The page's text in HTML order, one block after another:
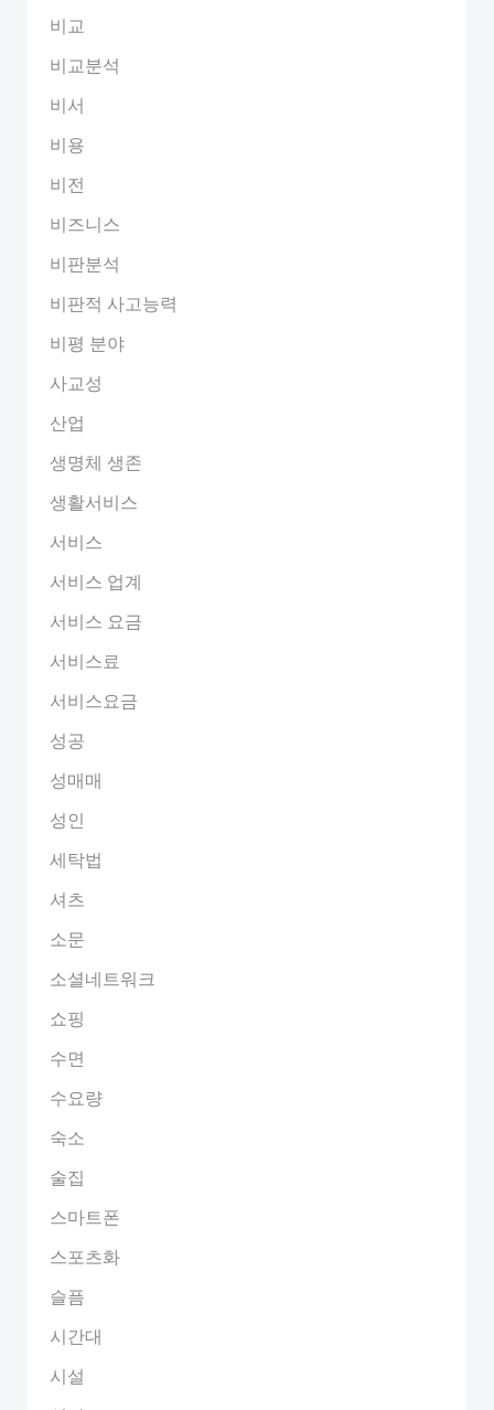
비교
비교분석
비서
비용
비전
비즈니스
비판분석
비판적 사고능력
비평 분야
사교성
산업
생명체 생존
생활서비스
서비스
서비스 업계
서비스 요금
서비스료
서비스요금
성공
성매매
성인
세탁법
셔츠
소문
소셜네트워크
쇼핑
수면
수요량
숙소
술집
스마트폰
스포츠화
슬픔
시간대
시설